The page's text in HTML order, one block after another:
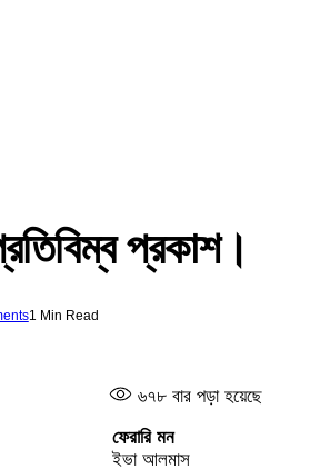
প্রকাশ।
1 Min Read
৬৭৮বার পড়া হয়েছে
ফেরারি মন
ইভা আলমাস